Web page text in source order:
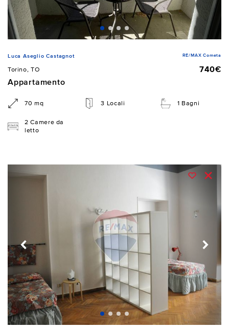
Luca Aseglio Castagnot RE/MAX Cometa
Torino, TO
740€
Appartamento
70 mq 3 Locali 1 Bagni
2 Camere da
letto